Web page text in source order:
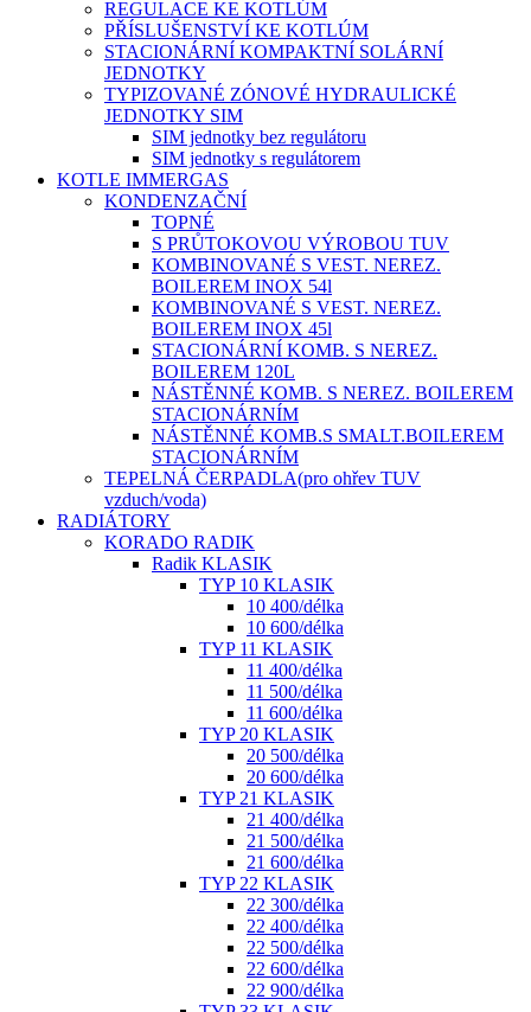
REGULACE KE KOTLÚM
PŘÍSLUŠENSTVÍ KE KOTLÚM
STACIONÁRNÍ KOMPAKTNÍ SOLÁRNÍ
JEDNOTKY
TYPIZOVANÉ ZÓNOVÉ HYDRAULICKÉ
JEDNOTKY SIM
SIM jednotky bez regulátoru
SIM jednotky s regulátorem
KOTLE IMMERGAS
KONDENZAČNÍ
TOPNÉ
S PRŮTOKOVOU VÝROBOU TUV
KOMBINOVANÉ S VEST. NEREZ.
BOILEREM INOX 54l
KOMBINOVANÉ S VEST. NEREZ.
BOILEREM INOX 45l
STACIONÁRNÍ KOMB. S NEREZ.
BOILEREM 120L
NÁSTĚNNÉ KOMB. S NEREZ. BOILEREM
STACIONÁRNÍM
NÁSTĚNNÉ KOMB.S SMALT.BOILEREM
STACIONÁRNÍM
TEPELNÁ ČERPADLA(pro ohřev TUV
vzduch/voda)
RADIÁTORY
KORADO RADIK
Radik KLASIK
TYP 10 KLASIK
10 400/délka
10 600/délka
TYP 11 KLASIK
11 400/délka
11 500/délka
11 600/délka
TYP 20 KLASIK
20 500/délka
20 600/délka
TYP 21 KLASIK
21 400/délka
21 500/délka
21 600/délka
TYP 22 KLASIK
22 300/délka
22 400/délka
22 500/délka
22 600/délka
22 900/délka